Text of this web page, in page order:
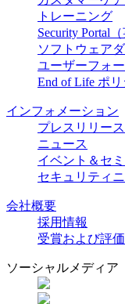
トレーニング
Security Portal（
ソフトウェア
ユーザーフォ
End of Life ポ
インフォメーション
プレスリリース
ニュース
イベント＆セ
セキュリティ
会社概要
採用情報
受賞および評価
ソーシャルメディア